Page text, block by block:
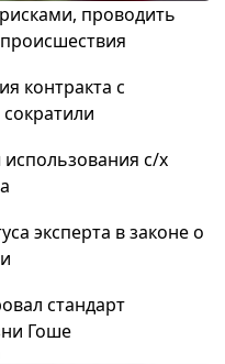
проводить
контракта с
с/х
эксперта в законе о
стандарт
Гоше